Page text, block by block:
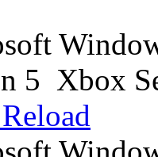
5 Xbox